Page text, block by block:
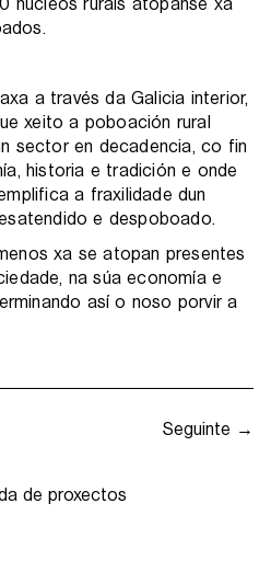
núcleos rurais atópanse xa
a través da Galicia interior,
xeito a poboación rural
sector en decadencia, co fin
historia e tradición e onde
a fraxilidade dun
e despoboado.
xa se atopan presentes
na súa economía e
así o noso porvir a
Seguinte →
de proxectos